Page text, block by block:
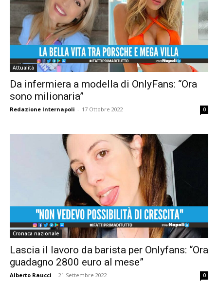
Attualità
Da infermiera a modella di OnlyFans: “Ora
sono milionaria”
Redazione Internapoli - 17 Ottobre 2022 0
Cronaca nazionale
Lascia il lavoro da barista per Onlyfans: “Ora
guadagno 2800 euro al mese”
Alberto Raucci - 21 Settembre 2022 0